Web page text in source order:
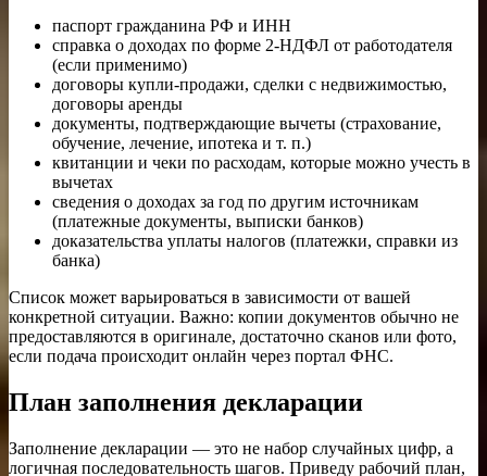
паспорт гражданина РФ и ИНН
справка о доходах по форме 2-НДФЛ от работодателя
(если применимо)
договоры купли-продажи, сделки с недвижимостью,
договоры аренды
документы, подтверждающие вычеты (страхование,
обучение, лечение, ипотека и т. п.)
квитанции и чеки по расходам, которые можно учесть в
вычетах
сведения о доходах за год по другим источникам
(платежные документы, выписки банков)
доказательства уплаты налогов (платежки, справки из
банка)
Список может варьироваться в зависимости от вашей
конкретной ситуации. Важно: копии документов обычно не
предоставляются в оригинале, достаточно сканов или фото,
если подача происходит онлайн через портал ФНС.
План заполнения декларации
Заполнение декларации — это не набор случайных цифр, а
логичная последовательность шагов. Приведу рабочий план,